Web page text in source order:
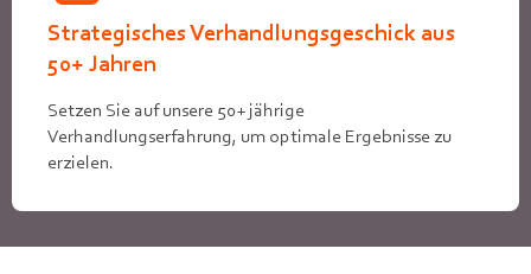
Strategisches Verhandlungsgeschick aus
50+ Jahren
Setzen Sie auf unsere 50+ jährige
Verhandlungserfahrung, um optimale Ergebnisse zu
erzielen.